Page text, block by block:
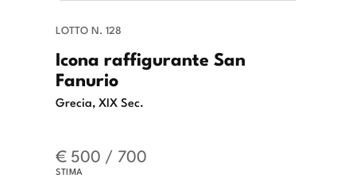
LOTTO N. 128
Icona raffigurante San
Fanurio
Grecia, XIX Sec.
€ 500 / 700
STIMA